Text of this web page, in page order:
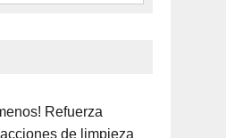
Refuerza
de limpieza